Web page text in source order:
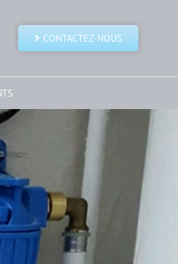
CONTACTEZ-NOUS